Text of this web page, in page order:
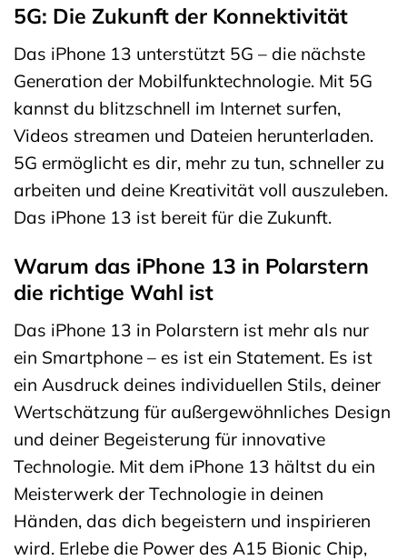
5G: Die Zukunft der Konnektivität
Das iPhone 13 unterstützt 5G – die nächste
Generation der Mobilfunktechnologie. Mit 5G
kannst du blitzschnell im Internet surfen,
Videos streamen und Dateien herunterladen.
5G ermöglicht es dir, mehr zu tun, schneller zu
arbeiten und deine Kreativität voll auszuleben.
Das iPhone 13 ist bereit für die Zukunft.
Warum das iPhone 13 in Polarstern
die richtige Wahl ist
Das iPhone 13 in Polarstern ist mehr als nur
ein Smartphone – es ist ein Statement. Es ist
ein Ausdruck deines individuellen Stils, deiner
Wertschätzung für außergewöhnliches Design
und deiner Begeisterung für innovative
Technologie. Mit dem iPhone 13 hältst du ein
Meisterwerk der Technologie in deinen
Händen, das dich begeistern und inspirieren
wird. Erlebe die Power des A15 Bionic Chip,